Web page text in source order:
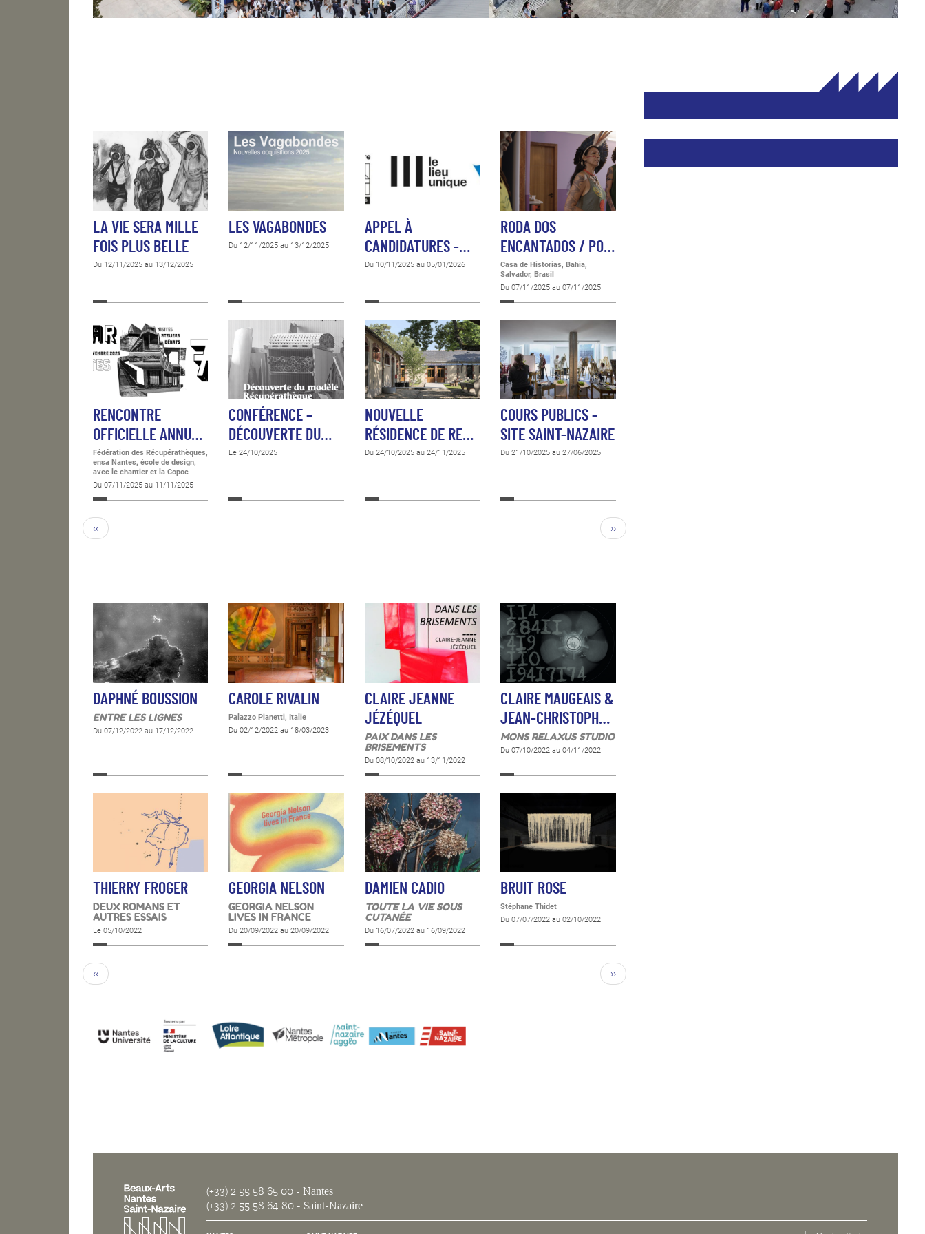
LA VIE SERA MILLE
FOIS PLUS BELLE
Du 12/11/2025 au 13/12/2025
LES VAGABONDES
Du 12/11/2025 au 13/12/2025
APPEL À
CANDIDATURES -…
Du 10/11/2025 au 05/01/2026
RODA DOS
ENCANTADOS / PO…
Casa de Historias, Bahia,
Salvador, Brasil
Du 07/11/2025 au 07/11/2025
RENCONTRE
OFFICIELLE ANNU…
Fédération des Récupérathèques,
ensa Nantes, école de design,
avec le chantier et la Copoc
Du 07/11/2025 au 11/11/2025
CONFÉRENCE –
DÉCOUVERTE DU…
Le 24/10/2025
NOUVELLE
RÉSIDENCE DE RE…
Du 24/10/2025 au 24/11/2025
COURS PUBLICS -
SITE SAINT-NAZAIRE
Du 21/10/2025 au 27/06/2025
‹‹ ››
DAPHNÉ BOUSSION
ENTRE LES LIGNES
Du 07/12/2022 au 17/12/2022
CAROLE RIVALIN
Palazzo Pianetti, Italie
Du 02/12/2022 au 18/03/2023
CLAIRE JEANNE
JÉZÉQUEL
PAIX DANS LES
BRISEMENTS
Du 08/10/2022 au 13/11/2022
CLAIRE MAUGEAIS &
JEAN-CHRISTOPH…
MONS RELAXUS STUDIO
Du 07/10/2022 au 04/11/2022
THIERRY FROGER
DEUX ROMANS ET
AUTRES ESSAIS
Le 05/10/2022
GEORGIA NELSON
GEORGIA NELSON
LIVES IN FRANCE
Du 20/09/2022 au 20/09/2022
DAMIEN CADIO
TOUTE LA VIE SOUS
CUTANÉE
Du 16/07/2022 au 16/09/2022
BRUIT ROSE
Stéphane Thidet
Du 07/07/2022 au 02/10/2022
‹‹ ››
(+33) 2 55 58 65 00 - Nantes
(+33) 2 55 58 64 80 - Saint-Nazaire